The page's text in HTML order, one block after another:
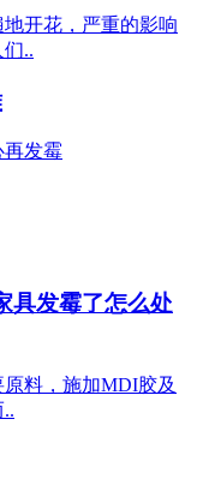
开花，严重的影响
..
再发霉
具发霉了怎么处
料，施加MDI胶及